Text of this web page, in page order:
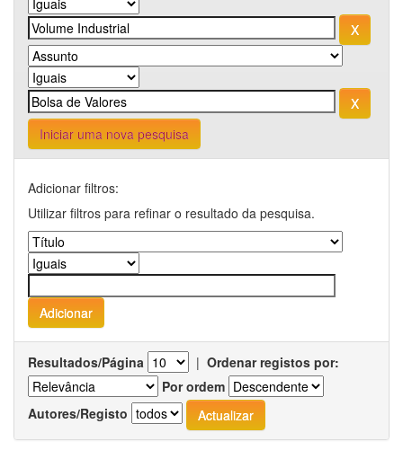
Iniciar uma nova pesquisa
Adicionar filtros:
Utilizar filtros para refinar o resultado da pesquisa.
Resultados/Página | Ordenar registos por:
Por ordem
Autores/Registo